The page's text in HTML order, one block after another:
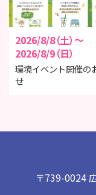
2026/8/8（土）～
2026/8/9（日）
環境イベント開催の
せ
〒739-0024